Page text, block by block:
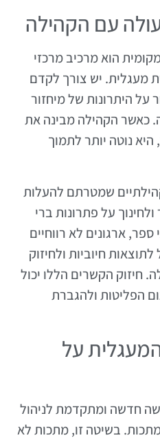
עם הקהילה
הוא מרכיב מרכזי
מעגלית. יש צורך לקדם
על היתרונות של מיחזור
כאשר הקהילה מבינה את
נוטה יותר לתמוך
קהילתיים שמטרתם להעלות
על פתרונות ברי
ארגונים לא רווחיים
חיוביות ולחיזוק
חיזוק הקשרים הללו יכול
הפליטות ולהגברת
על
חדשה ומתקדמת לניהול
בשיטה זו, מתכות לא